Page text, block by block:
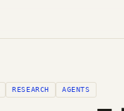
RESEARCH AGENTS